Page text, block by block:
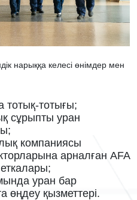
нарыққа келесі өнімдер мен
тотық-тотығы;
сұрыпты уран
компаниясы
арналған AFA
уран бар
өңдеу қызметтері.